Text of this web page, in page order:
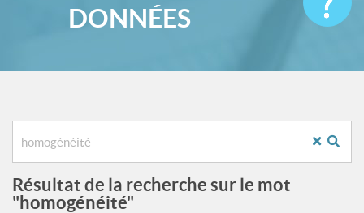
DONNÉES
Résultat de la recherche sur le mot
"homogénéité"